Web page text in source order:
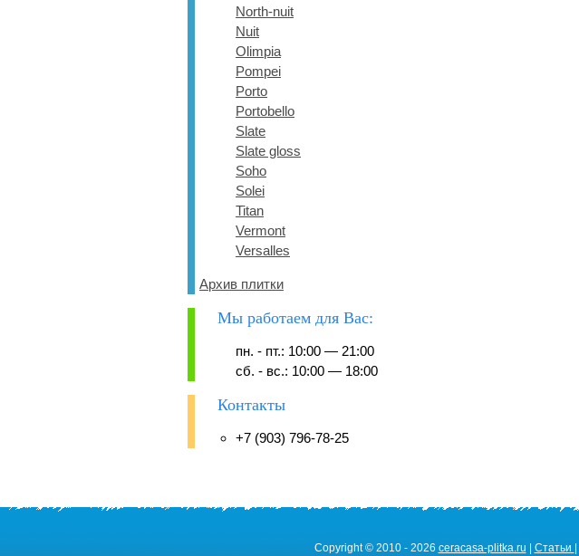
North-nuit
Nuit
Olimpia
Pompei
Porto
Portobello
Slate
Slate gloss
Soho
Solei
Titan
Vermont
Versalles
Архив плитки
Мы работаем для Вас:
пн. - пт.: 10:00 — 21:00
сб. - вс.: 10:00 — 18:00
Контакты
+7 (903) 796-78-25
Copyright © 2010 - 2026 ceracasa-plitka.ru Статьи